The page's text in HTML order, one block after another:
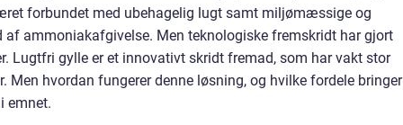
forbundet med ubehagelig lugt samt miljømæssige og
ammoniakafgivelse. Men teknologiske fremskridt har gjort
Lugtfri gylle er et innovativt skridt fremad, som har vakt stor
Men hvordan fungerer denne løsning, og hvilke fordele bringer
emnet.